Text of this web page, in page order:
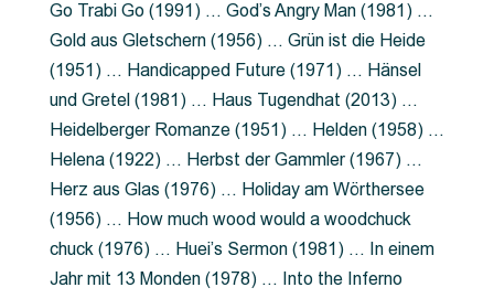
Go Trabi Go (1991) … God’s Angry Man (1981) …
Gold aus Gletschern (1956) … Grün ist die Heide
(1951) … Handicapped Future (1971) … Hänsel
und Gretel (1981) … Haus Tugendhat (2013) …
Heidelberger Romanze (1951) … Helden (1958) …
Helena (1922) … Herbst der Gammler (1967) …
Herz aus Glas (1976) … Holiday am Wörthersee
(1956) … How much wood would a woodchuck
chuck (1976) … Huei’s Sermon (1981) … In einem
Jahr mit 13 Monden (1978) … Into the Inferno